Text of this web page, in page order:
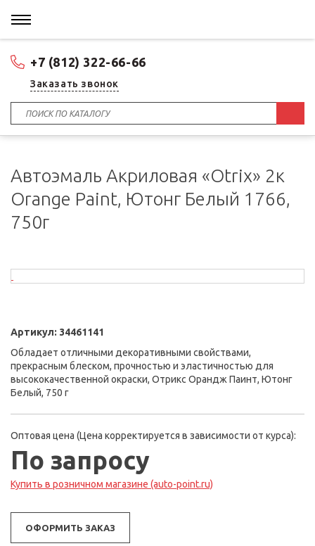
+7 (812) 322-66-66
Заказать звонок
Автоэмаль Акриловая «Otrix» 2к
Orange Paint, Ютонг Белый 1766,
750г
Артикул: 34461141
Обладает отличными декоративными свойствами,
прекрасным блеском, прочностью и эластичностью для
высококачественной окраски, Отрикс Орандж Паинт, Ютонг
Белый, 750 г
Оптовая цена (Цена корректируется в зависимости от курса):
По запросу
Купить в розничном магазине (auto-point.ru)
ОФОРМИТЬ ЗАКАЗ